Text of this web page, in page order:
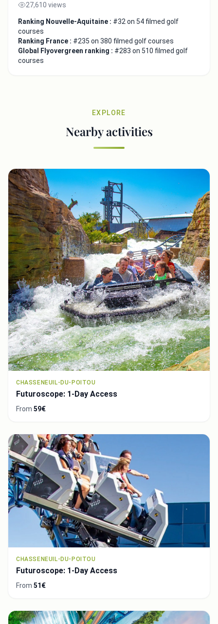
27,610 views
Ranking Nouvelle-Aquitaine : #32 on 54 filmed golf
courses
Ranking France : #235 on 380 filmed golf courses
Global Flyovergreen ranking : #283 on 510 filmed golf
courses
EXPLORE
Nearby activities
CHASSENEUIL-DU-POITOU
Futuroscope: 1-Day Access
From 59€
CHASSENEUIL-DU-POITOU
Futuroscope: 1-Day Access
From 51€